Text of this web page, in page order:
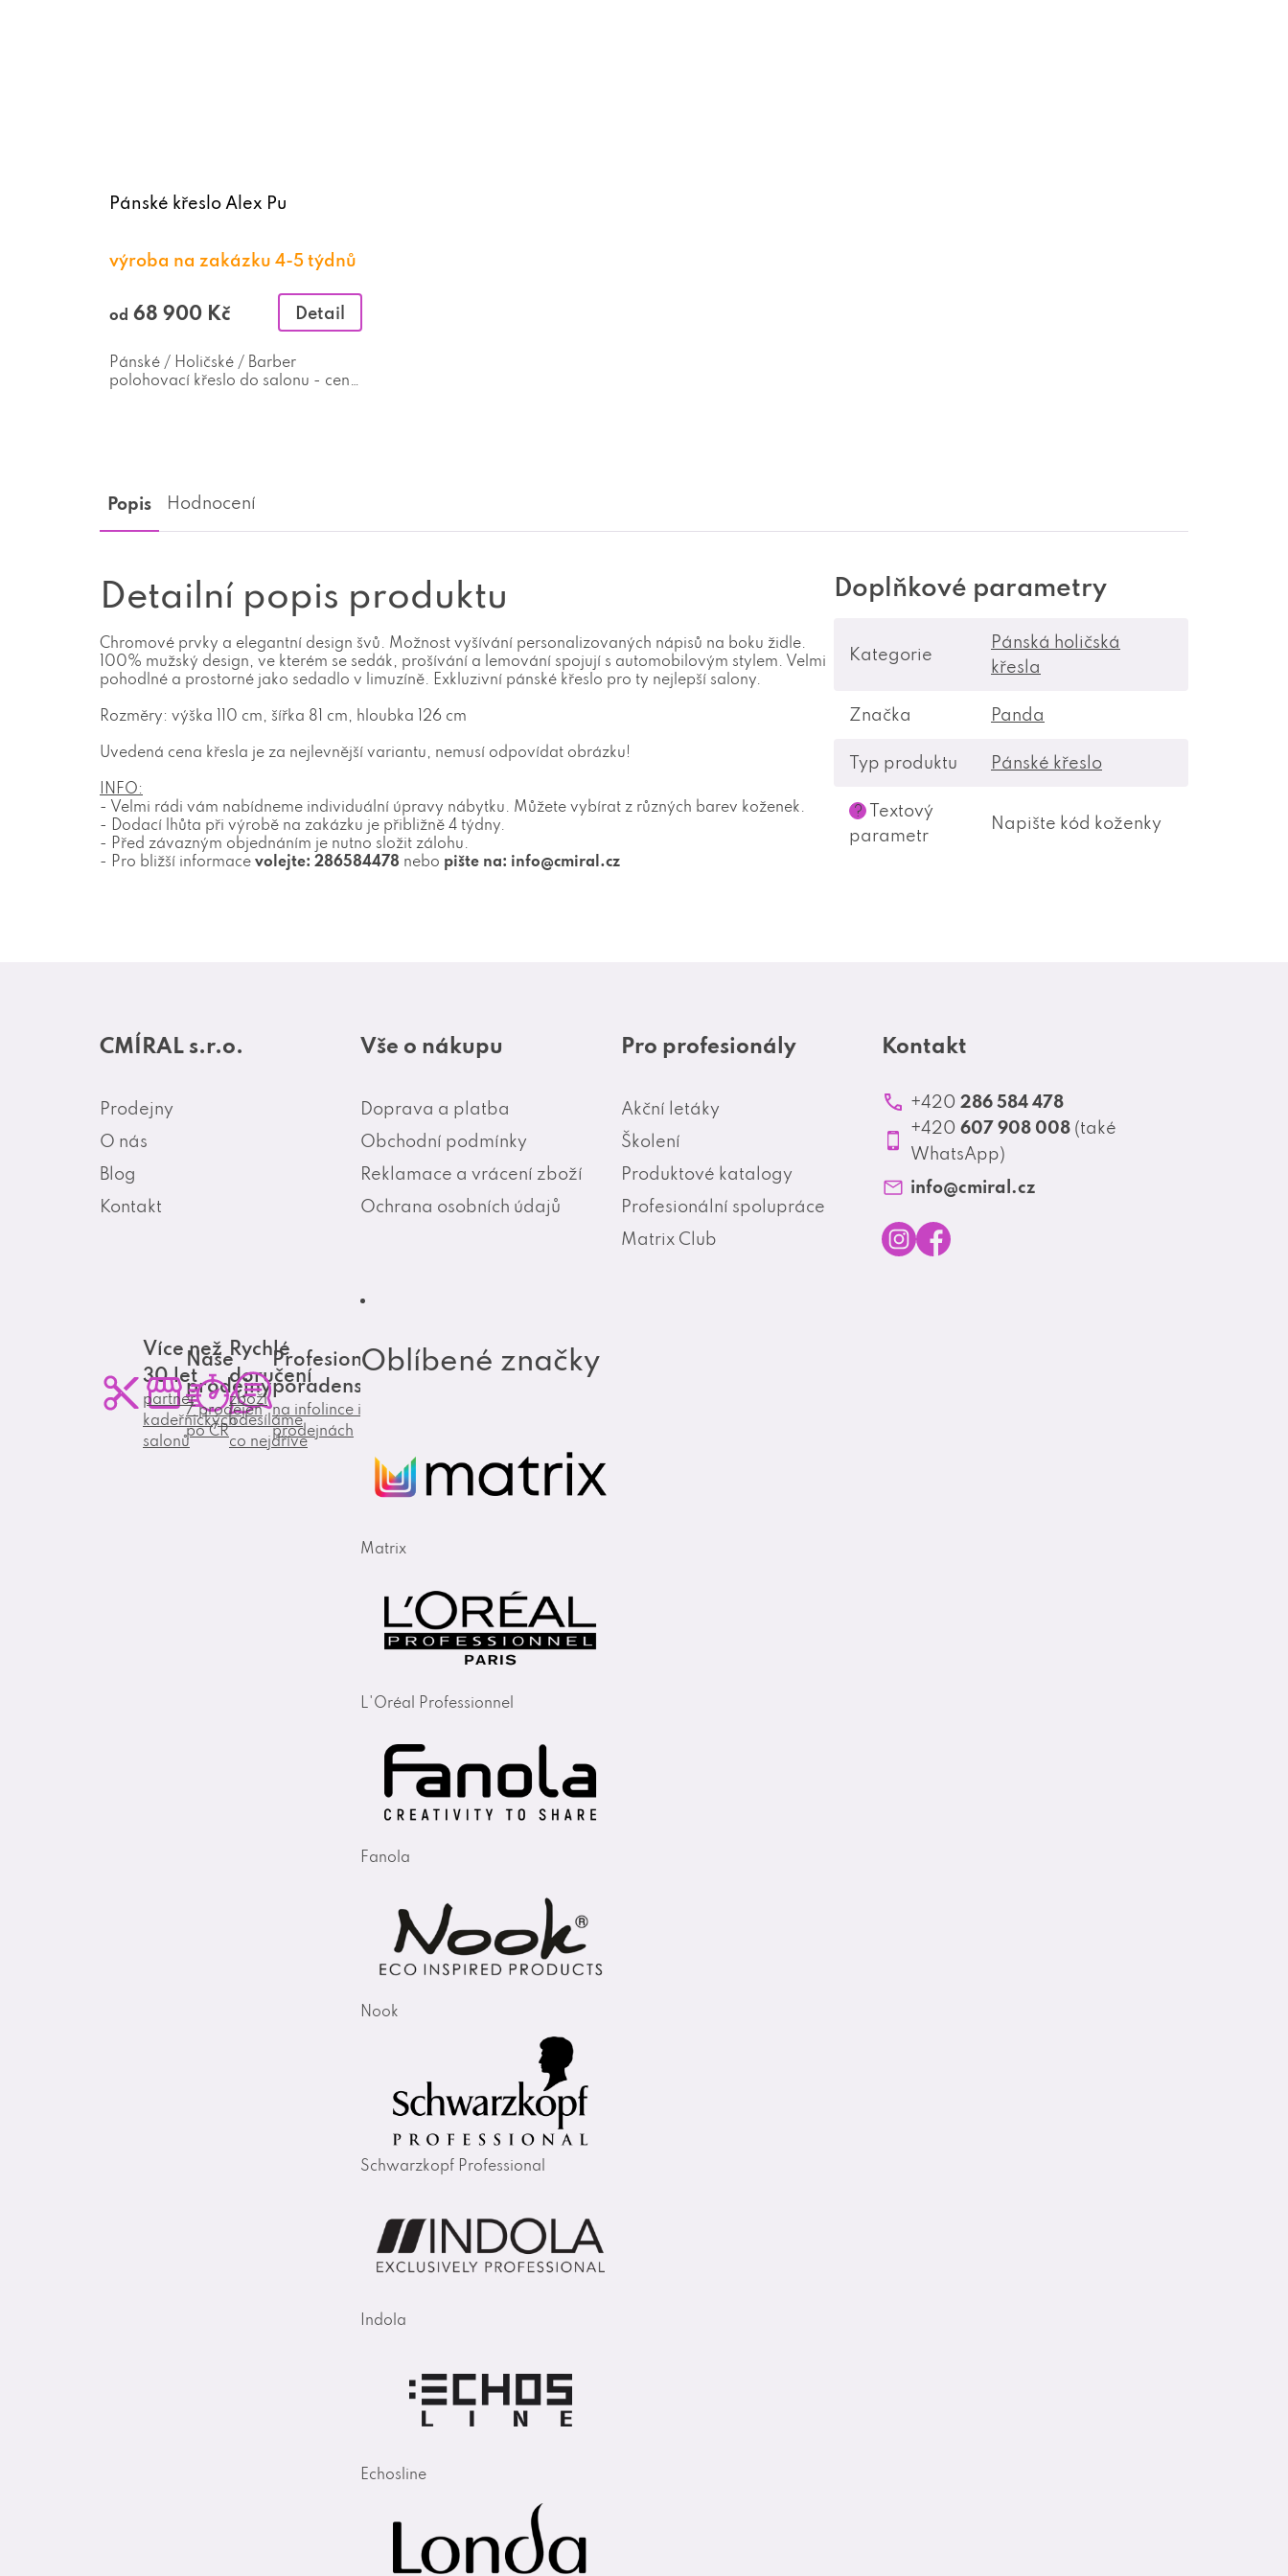
Pánské křeslo Alex Pu
výroba na zakázku 4-5 týdnů
od 68 900 Kč Detail
Pánské / Holičské / Barber
polohovací křeslo do salonu - cena
Popis Hodnocení
Detailní popis produktu
Chromové prvky a elegantní design švů. Možnost vyšívání personalizovaných nápisů na boku židle.
100% mužský design, ve kterém se sedák, prošívání a lemování spojují s automobilovým stylem. Velmi
pohodlné a prostorné jako sedadlo v limuzíně. Exkluzivní pánské křeslo pro ty nejlepší salony.
Rozměry: výška 110 cm, šířka 81 cm, hloubka 126 cm
Uvedená cena křesla je za nejlevnější variantu, nemusí odpovídat obrázku!
INFO:
- Velmi rádi vám nabídneme individuální úpravy nábytku. Můžete vybírat z různých barev koženek.
- Dodací lhůta při výrobě na zakázku je přibližně 4 týdny.
- Před závazným objednáním je nutno složit zálohu.
- Pro bližší informace volejte: 286584478 nebo pište na: info@cmiral.cz
Doplňkové parametry
Kategorie
Pánská holičská
křesla
Značka Panda
Typ produktu Pánské křeslo
? Textový
parametr
Napište kód koženky
CMÍRAL s.r.o.
Prodejny
O nás
Blog
Kontakt
Vše o nákupu
Doprava a platba
Obchodní podmínky
Reklamace a vrácení zboží
Ochrana osobních údajů
Pro profesionály
Akční letáky
Školení
Produktové katalogy
Profesionální spolupráce
Matrix Club
Kontakt
+420 286 584 478
+420 607 908 008 (také
WhatsApp)
info@cmiral.cz
Více než
30 let
partner
kadeřnických
salonů
Naše
prodejny
7 prodejen
po ČR
Rychlé
doručení
zboží
odesíláme
co nejdříve
Profesionální
poradenství
na infolince i
prodejnách
Oblíbené značky
Matrix
L'Oréal Professionnel
Fanola
Nook
Schwarzkopf Professional
Indola
Echosline